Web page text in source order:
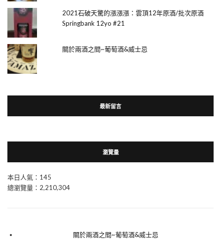
2021石破天驚的漲漲漲：雲頂12年原酒/批次原酒
Springbank 12yo #21
關於兩酒之間~葡萄酒&威士忌
最新留言
瀏覽量
本日人氣：145
總瀏覽量：2,210,304
關於兩酒之間~葡萄酒&威士忌